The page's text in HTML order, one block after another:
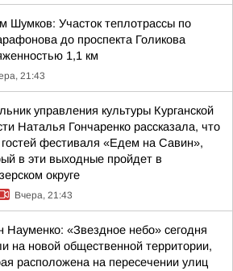
Шумков: Участок теплотрассы по
до проспекта Голикова
1,1 км
21:43
управления культуры Курганской
Наталья Гончаренко рассказала, что
фестиваля «Едем на Савин»,
в эти выходные пройдет в
округе
Вчера, 21:43
Науменко: «Звездное небо» сегодня
на новой общественной территории,
расположена на пересечении улиц